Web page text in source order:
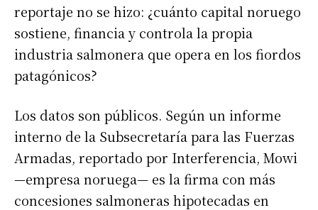
reportaje no se hizo: ¿cuánto capital noruego
sostiene, financia y controla la propia
industria salmonera que opera en los fiordos
patagónicos?
Los datos son públicos. Según un informe
interno de la Subsecretaría para las Fuerzas
Armadas, reportado por Interferencia, Mowi
—empresa noruega— es la firma con más
concesiones salmoneras hipotecadas en